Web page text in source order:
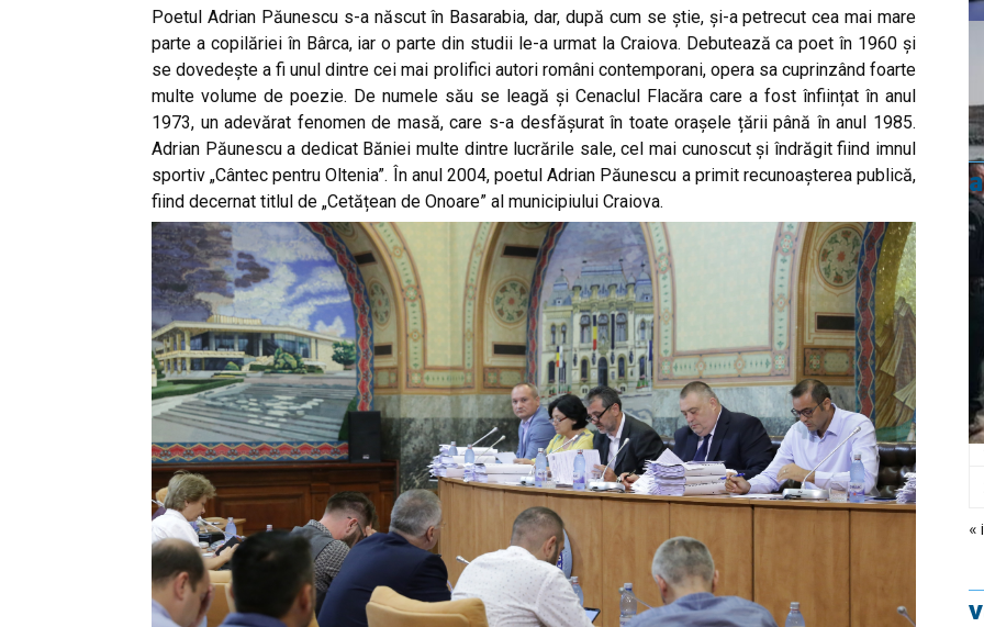
Poetul Adrian Păunescu s-a născut în Basarabia, dar, după cum se știe, și-a petrecut cea mai mare
parte a copilăriei în Bârca, iar o parte din studii le-a urmat la Craiova. Debutează ca poet în 1960 și
se dovedește a fi unul dintre cei mai prolifici autori români contemporani, opera sa cuprinzând foarte
multe volume de poezie. De numele său se leagă și Cenaclul Flacăra care a fost înființat în anul
1973, un adevărat fenomen de masă, care s-a desfășurat în toate orașele țării până în anul 1985.
Adrian Păunescu a dedicat Băniei multe dintre lucrările sale, cel mai cunoscut și îndrăgit fiind imnul
sportiv „Cântec pentru Oltenia”. În anul 2004, poetul Adrian Păunescu a primit recunoașterea publică,
fiind decernat titlul de „Cetățean de Onoare” al municipiului Craiova.
«